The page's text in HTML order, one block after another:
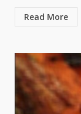
Read More